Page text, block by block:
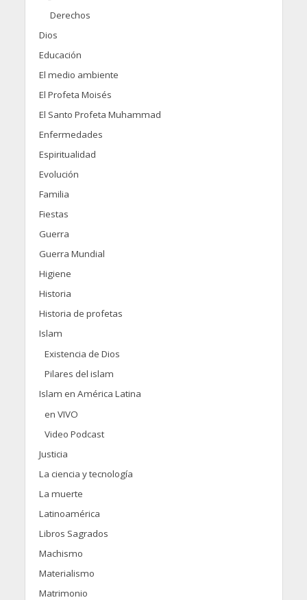
Derechos
Dios
Educación
El medio ambiente
El Profeta Moisés
El Santo Profeta Muhammad
Enfermedades
Espiritualidad
Evolución
Familia
Fiestas
Guerra
Guerra Mundial
Higiene
Historia
Historia de profetas
Islam
Existencia de Dios
Pilares del islam
Islam en América Latina
en VIVO
Video Podcast
Justicia
La ciencia y tecnología
La muerte
Latinoamérica
Libros Sagrados
Machismo
Materialismo
Matrimonio